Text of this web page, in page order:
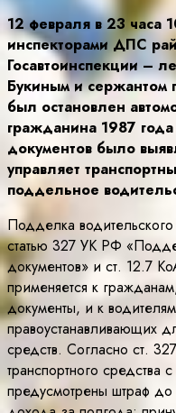
12 февраля в 23 часа
инспекторами ДПС
Госавтоинспекции –
Букиным и
был остановлен
гражданина 1987
документов было
управляет
поддельное
Подделка
статью 327 УК РФ
документов» и ст. 12.7
применяется к
документы, и к
правоустанавливающих
средств. Согласно ст.
транспортного
предусмотрены штраф